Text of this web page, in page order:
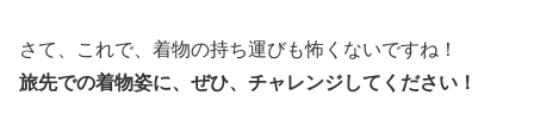
さて、これで、着物の持ち運びも怖くないですね！
旅先での着物姿に、ぜひ、チャレンジしてください！